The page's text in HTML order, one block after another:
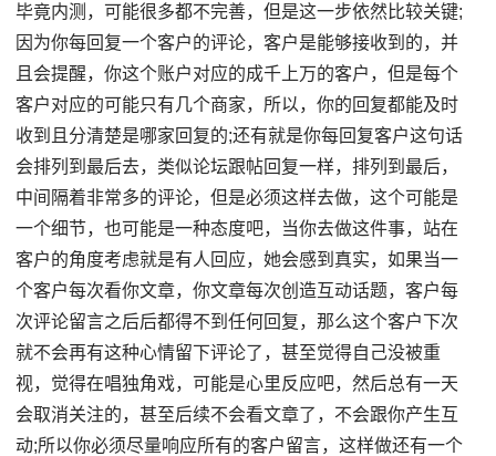
毕竟内测，可能很多都不完善，但是这一步依然比较关键;
因为你每回复一个客户的评论，客户是能够接收到的，并
且会提醒，你这个账户对应的成千上万的客户，但是每个
客户对应的可能只有几个商家，所以，你的回复都能及时
收到且分清楚是哪家回复的;还有就是你每回复客户这句话
会排列到最后去，类似论坛跟帖回复一样，排列到最后，
中间隔着非常多的评论，但是必须这样去做，这个可能是
一个细节，也可能是一种态度吧，当你去做这件事，站在
客户的角度考虑就是有人回应，她会感到真实，如果当一
个客户每次看你文章，你文章每次创造互动话题，客户每
次评论留言之后后都得不到任何回复，那么这个客户下次
就不会再有这种心情留下评论了，甚至觉得自己没被重
视，觉得在唱独角戏，可能是心里反应吧，然后总有一天
会取消关注的，甚至后续不会看文章了，不会跟你产生互
动;所以你必须尽量响应所有的客户留言，这样做还有一个